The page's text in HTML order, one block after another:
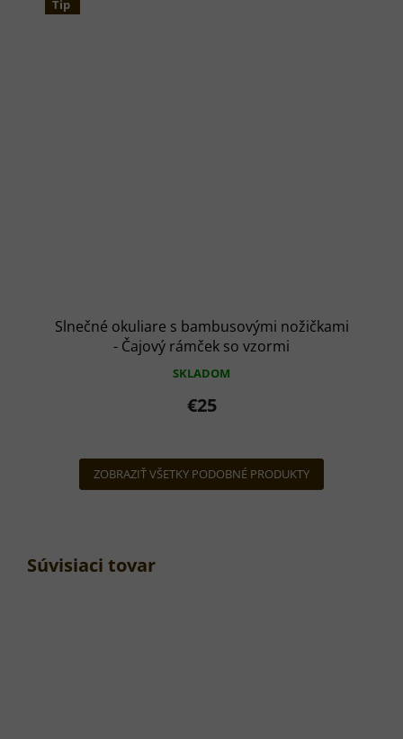
Súvisiaci tovar
Tip
Slnečné okuliare s bambusovými nožičkami
- Čajový rámček so vzormi
SKLADOM
€25
ZOBRAZIŤ VŠETKY PODOBNÉ PRODUKTY